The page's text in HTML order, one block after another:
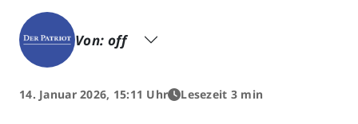
Von: off
14. Januar 2026, 15:11 Uhr Lesezeit 3 min